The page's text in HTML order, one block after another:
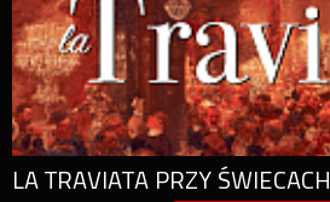
LA TRAVIATA PRZY ŚWIECACH